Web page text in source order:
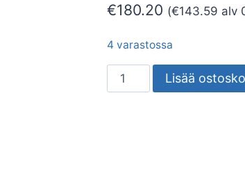
€180.20 (€143.59 alv
4 varastossa
TUNNISTINVALAISIN
AVR400.1184L
Lisää